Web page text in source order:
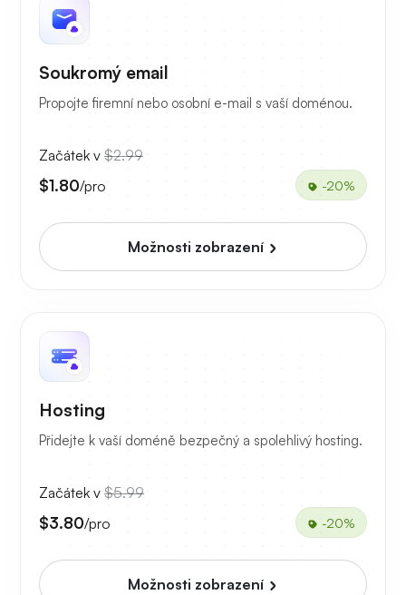
Soukromý email
Propojte firemní nebo osobní e-mail s vaší doménou.
Začátek v $2.99
$1.80/pro -20%
Možnosti zobrazení
Hosting
Přidejte k vaší doméně bezpečný a spolehlivý hosting.
Začátek v $5.99
$3.80/pro -20%
Možnosti zobrazení